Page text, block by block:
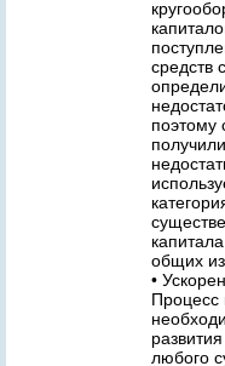
средств
поэтому
общих
•
Процесс
любого